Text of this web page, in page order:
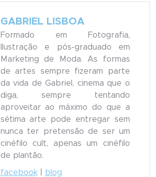
GABRIEL LISBOA
Formado em Fotografia,
Ilustração e pós-graduado em
Marketing de Moda. As formas
de artes sempre fizeram parte
da vida de Gabriel, cinema que o
diga, sempre tentando
aproveitar ao máximo do que a
sétima arte pode entregar sem
nunca ter pretensão de ser um
cinéfilo cult, apenas um cinéfilo
de plantão.
facebook| blog